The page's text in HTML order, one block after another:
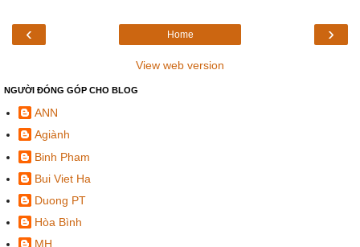
‹ ›
Home
View web version
NGƯỜI ĐÓNG GÓP CHO BLOG
ANN
Agiành
Binh Pham
Bui Viet Ha
Duong PT
Hòa Bình
MH